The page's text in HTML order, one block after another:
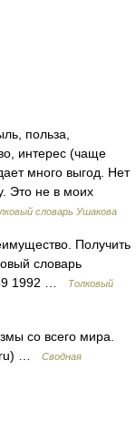
польза,
интерес (чаще
много выгод. Нет
Это не в моих
словарь Ушакова
Получить
словарь
1992 …
Толковый
со всего мира.
…
Сводная